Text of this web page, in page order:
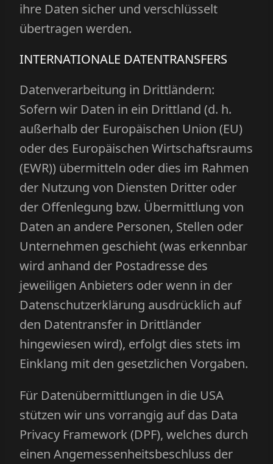
ihre Daten sicher und verschlüsselt
übertragen werden.
INTERNATIONALE DATENTRANSFERS
Datenverarbeitung in Drittländern:
Sofern wir Daten in ein Drittland (d. h.
außerhalb der Europäischen Union (EU)
oder des Europäischen Wirtschaftsraums
(EWR)) übermitteln oder dies im Rahmen
der Nutzung von Diensten Dritter oder
der Offenlegung bzw. Übermittlung von
Daten an andere Personen, Stellen oder
Unternehmen geschieht (was erkennbar
wird anhand der Postadresse des
jeweiligen Anbieters oder wenn in der
Datenschutzerklärung ausdrücklich auf
den Datentransfer in Drittländer
hingewiesen wird), erfolgt dies stets im
Einklang mit den gesetzlichen Vorgaben.
Für Datenübermittlungen in die USA
stützen wir uns vorrangig auf das Data
Privacy Framework (DPF), welches durch
einen Angemessenheitsbeschluss der